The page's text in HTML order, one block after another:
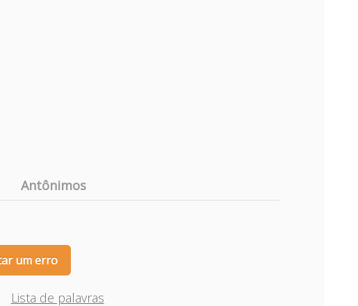
Antônimos
um erro
Lista de palavras